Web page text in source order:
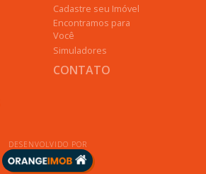
Cadastre seu Imóvel
Encontramos para
Você
Simuladores
CONTATO
DESENVOLVIDO POR